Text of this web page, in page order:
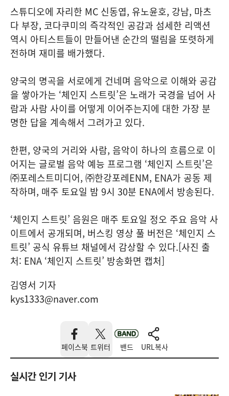
스튜디오에 자리한 MC 신동엽, 유노윤호, 강남, 마츠
다 부장, 코다쿠미의 즉각적인 공감과 섬세한 리액션
역시 아티스트들이 만들어낸 순간의 떨림을 또렷하게
전하며 재미를 배가했다.
양국의 명곡을 서로에게 건네며 음악으로 이해와 공감
을 쌓아가는 ‘체인지 스트릿’은 노래가 국경을 넘어 사
람과 사람 사이를 어떻게 이어주는지에 대한 가장 분
명한 답을 계속해서 그려가고 있다.
한편, 양국의 거리와 사람, 음악이 하나의 흐름으로 이
어지는 글로벌 음악 예능 프로그램 ‘체인지 스트릿’은
㈜포레스트미디어, ㈜한강포레ENM, ENA가 공동 제
작하며, 매주 토요일 밤 9시 30분 ENA에서 방송된다.
‘체인지 스트릿’ 음원은 매주 토요일 정오 주요 음악 사
이트에서 공개되며, 버스킹 영상 풀 버전은 ‘체인지 스
트릿’ 공식 유튜브 채널에서 감상할 수 있다.[사진 출
처: ENA ‘체인지 스트릿’ 방송화면 캡처]
김영서 기자
kys1333@naver.com
페이스북 트위터 밴드 URL복사
실시간 인기 기사